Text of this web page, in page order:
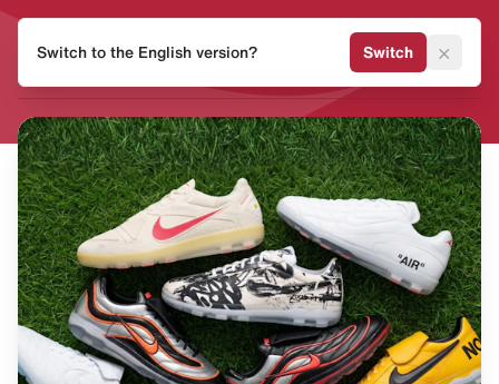
MVMNT
Switch to the English version? Switch ×